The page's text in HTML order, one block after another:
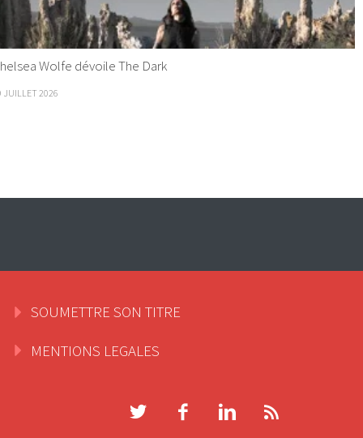
Wolfe dévoile The Dark
JUILLET 2026
SOUMETTRE SON TITRE
MENTIONS LEGALES